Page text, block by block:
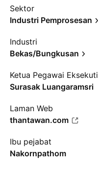
Sektor
Industri Pemprosesan
Industri
Bekas/Bungkusan
Ketua Pegawai
Surasak Luangaramsri
Laman Web
thantawan.com
Ibu pejabat
Nakornpathom